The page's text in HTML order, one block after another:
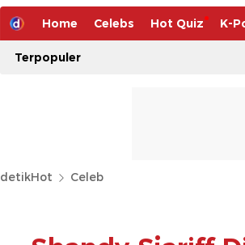
Home Celebs Hot Quiz K-
Terpopuler
detikHot Celeb